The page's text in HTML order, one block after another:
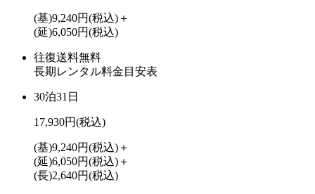
(基)9,240円(税込)＋
(延)6,050円(税込)
往復送料無料
長期レンタル料金目安表
30泊31日
17,930円(税込)
(基)9,240円(税込)＋
(延)6,050円(税込)＋
(長)2,640円(税込)